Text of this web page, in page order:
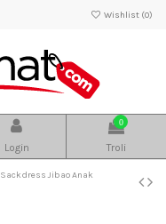
Wishlist (0)
Login
0
Troli
Sackdress Jibao Anak